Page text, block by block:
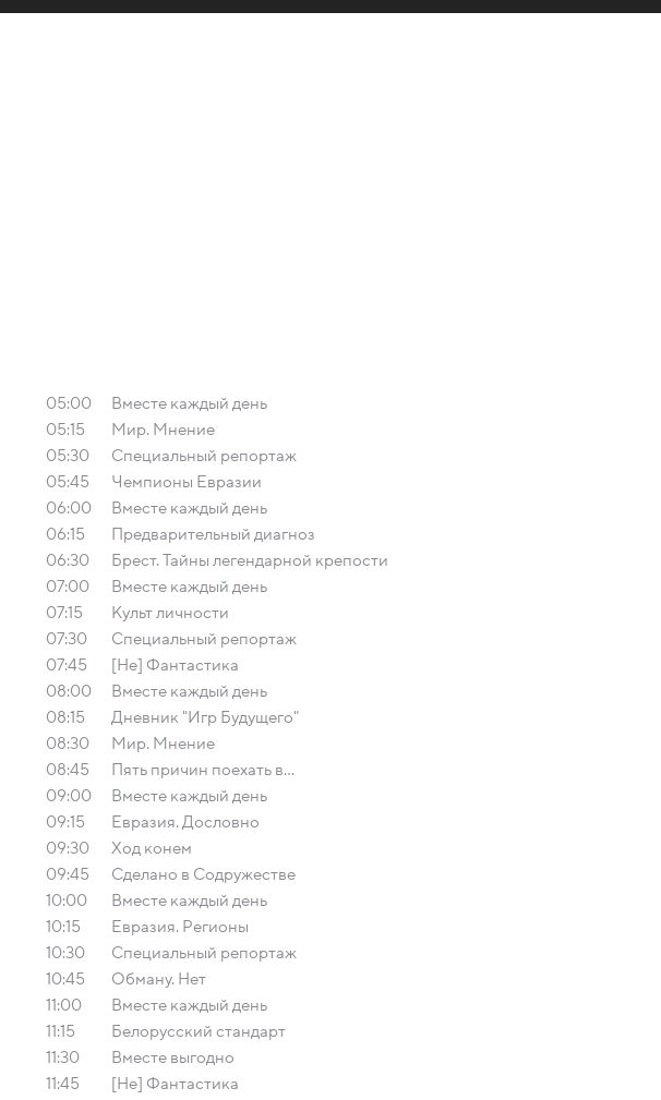
05:00
Вместе каждый день
05:15
Мир. Мнение
05:30
Специальный репортаж
05:45
Чемпионы Евразии
06:00
Вместе каждый день
06:15
Предварительный диагноз
06:30
Брест. Тайны легендарной крепости
07:00
Вместе каждый день
07:15
Культ личности
07:30
Специальный репортаж
07:45
[Не] Фантастика
08:00
Вместе каждый день
08:15
Дневник "Игр Будущего"
08:30
Мир. Мнение
08:45
Пять причин поехать в...
09:00
Вместе каждый день
09:15
Евразия. Дословно
09:30
Ход конем
09:45
Сделано в Содружестве
10:00
Вместе каждый день
10:15
Евразия. Регионы
10:30
Специальный репортаж
10:45
Обману. Нет
11:00
Вместе каждый день
11:15
Белорусский стандарт
11:30
Вместе выгодно
11:45
[Не] Фантастика